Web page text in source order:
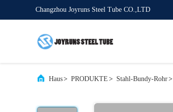
Changzhou Joyruns Steel Tube CO.,LTD
Haus> PRODUKTE > Stahl-Bundy-Rohr>